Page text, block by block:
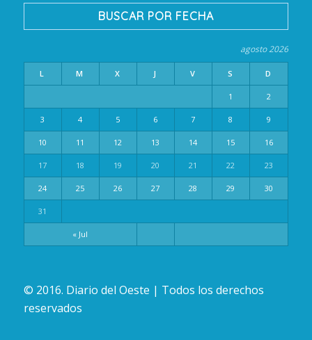
BUSCAR POR FECHA
agosto 2026
L M X J V S D
« Jul
1 2
3 4 5 6 7 8 9
10 11 12 13 14 15 16
17 18 19 20 21 22 23
24 25 26 27 28 29 30
31
© 2016. Diario del Oeste | Todos los derechos
reservados